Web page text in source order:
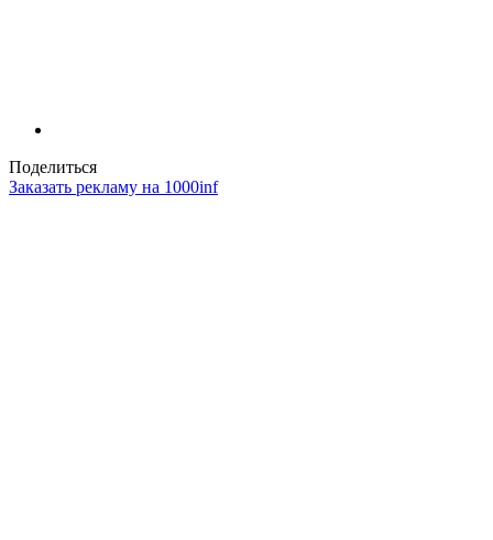
Поделиться
Заказать рекламу на 1000inf